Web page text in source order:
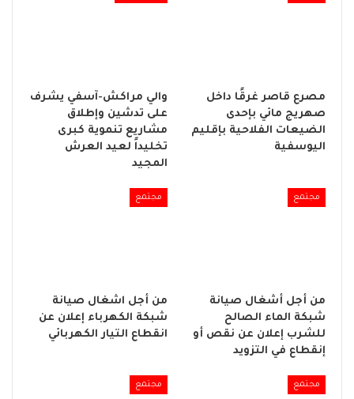
مصرع قاصر غرقًا داخل
صهريج مائي بإحدى
الضيعات الفلاحية بإقليم
اليوسفية
والي مراكش-آسفي يشرف
على تدشين وإطلاق
مشاريع تنموية كبرى
تخليداً لعيد العرش
المجيد
مجتمع
من أجل أشغال صيانة
شبكة الماء الصالح
للشرب إعلان عن نقص أو
إنقطاع في التزويد
مجتمع
من أجل اشغال صيانة
شبكة الكهرباء إعلان عن
انقطاع التيار الكهربائي
مجتمع مجتمع